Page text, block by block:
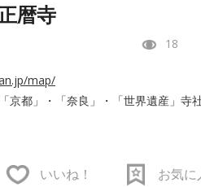
暦寺
18
map/
京都」・「奈良」・「世界遺産」寺
いいね！ お気に